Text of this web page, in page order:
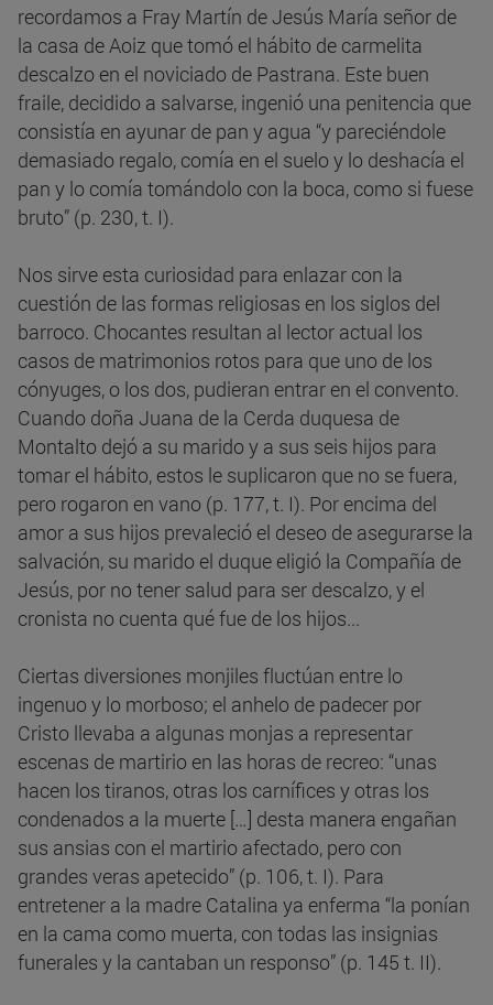
recordamos a Fray Martín de Jesús María señor de
la casa de Aoiz que tomó el hábito de carmelita
descalzo en el noviciado de Pastrana. Este buen
fraile, decidido a salvarse, ingenió una penitencia que
consistía en ayunar de pan y agua “y pareciéndole
demasiado regalo, comía en el suelo y lo deshacía el
pan y lo comía tomándolo con la boca, como si fuese
bruto” (p. 230, t. I).
Nos sirve esta curiosidad para enlazar con la
cuestión de las formas religiosas en los siglos del
barroco. Chocantes resultan al lector actual los
casos de matrimonios rotos para que uno de los
cónyuges, o los dos, pudieran entrar en el convento.
Cuando doña Juana de la Cerda duquesa de
Montalto dejó a su marido y a sus seis hijos para
tomar el hábito, estos le suplicaron que no se fuera,
pero rogaron en vano (p. 177, t. I). Por encima del
amor a sus hijos prevaleció el deseo de asegurarse la
salvación, su marido el duque eligió la Compañía de
Jesús, por no tener salud para ser descalzo, y el
cronista no cuenta qué fue de los hijos...
Ciertas diversiones monjiles fluctúan entre lo
ingenuo y lo morboso; el anhelo de padecer por
Cristo llevaba a algunas monjas a representar
escenas de martirio en las horas de recreo: “unas
hacen los tiranos, otras los carnífices y otras los
condenados a la muerte […] desta manera engañan
sus ansias con el martirio afectado, pero con
grandes veras apetecido” (p. 106, t. I). Para
entretener a la madre Catalina ya enferma “la ponían
en la cama como muerta, con todas las insignias
funerales y la cantaban un responso” (p. 145 t. II).